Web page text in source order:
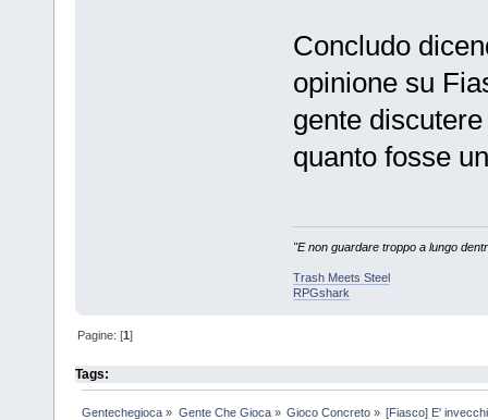
Concludo
opinione su
gente
quanto fosse
"E non guardare troppo a lungo
Trash Meets Steel
RPGshark
Pagine: [1]
Tags:
Gentechegioca » Gente Che Gioca» Gioco Concreto» [Fiasco] E'